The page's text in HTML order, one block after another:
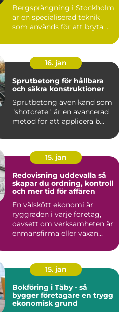
Bergsprängning i Stockholm
är en specialiserad teknik
som används för att bryta ...
16. jan
Sprutbetong för hållbara
och säkra konstruktioner
Sprutbetong även känd som
"shotcrete", är en avancerad
metod för att applicera b...
15. jan
Redovisning uddevalla så
skapar du ordning, kontroll
och mer tid för affären
En välskött ekonomi är
ryggraden i varje företag,
oavsett om verksamheten är
enmansfirma eller växan...
15. jan
Bokföring i Täby - så
bygger företagare en trygg
ekonomisk grund